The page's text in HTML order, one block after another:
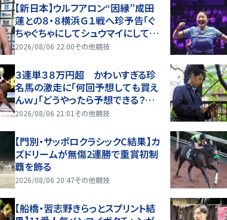
【新日本】ウルフアロン“因縁”成田
蓮との８・８横浜Ｇ１戦へ珍予告「ぐ
ちゃぐちゃにしてシュウマイにしてや
るよ」前哨戦は極悪連携に苦杯
2026/08/06 22:00その他競技
３連単３８万円超 かわいすぎる珍
名馬の激走に「何回予想しても買え
んｗ」「どうやったら予想できる？？」
船橋のメンコイボクチャン
2026/08/06 21:01 その他競技
【門別・サッポロクラシックC結果】カ
ズドリームが無傷2連勝で重賞初制
覇を飾る
2026/08/06 20:47その他競技
【船橋・習志野きらっとスプリント結